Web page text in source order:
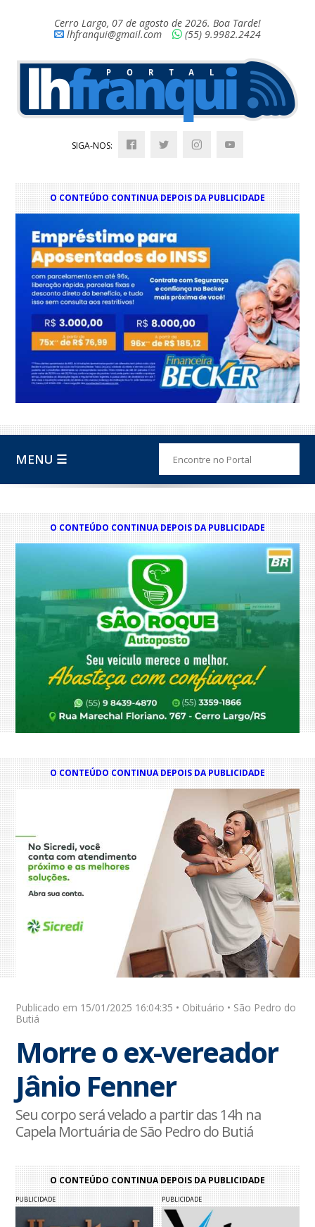
Cerro Largo, 07 de agosto de 2026. Boa Tarde!
lhfranqui@gmail.com
(55) 9.9982.2424
SIGA-NOS:
O CONTEÚDO CONTINUA DEPOIS DA PUBLICIDADE
MENU ☰
O CONTEÚDO CONTINUA DEPOIS DA PUBLICIDADE
O CONTEÚDO CONTINUA DEPOIS DA PUBLICIDADE
Publicado em 15/01/2025 16:04:35 • Obituário • São Pedro do
Butiá
Morre o ex-vereador
Jânio Fenner
Seu corpo será velado a partir das 14h na
Capela Mortuária de São Pedro do Butiá
O CONTEÚDO CONTINUA DEPOIS DA PUBLICIDADE
PUBLICIDADE PUBLICIDADE